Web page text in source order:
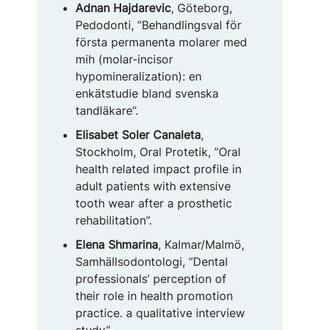
Adnan Hajdarevic, Göteborg,
Pedodonti, ”Behandlingsval för
första permanenta molarer med
mih (molar-incisor
hypomineralization): en
enkätstudie bland svenska
tandläkare”.
Elisabet Soler Canaleta,
Stockholm, Oral Protetik, ”Oral
health related impact profile in
adult patients with extensive
tooth wear after a prosthetic
rehabilitation”.
Elena Shmarina, Kalmar/Malmö,
Samhällsodontologi, ”Dental
professionals’ perception of
their role in health promotion
practice. a qualitative interview